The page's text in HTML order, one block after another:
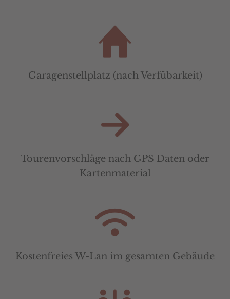
Garagenstellplatz (nach Verfübarkeit)
Tourenvorschläge nach GPS Daten oder
Kartenmaterial
Kostenfreies W-Lan im gesamten Gebäude